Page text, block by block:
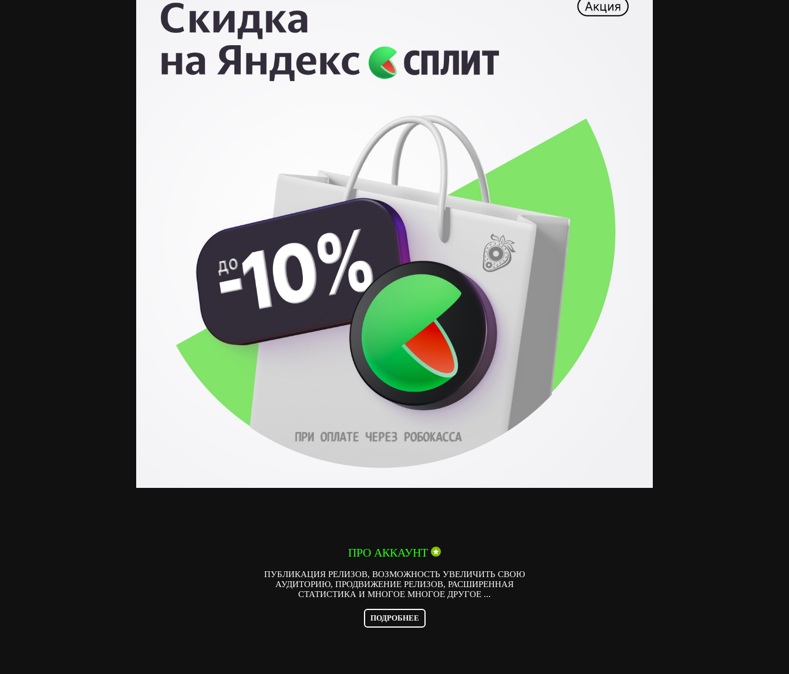
ПРО АККАУНТ
ПУБЛИКАЦИЯ РЕЛИЗОВ, ВОЗМОЖНОСТЬ УВЕЛИЧИТЬ СВОЮ
АУДИТОРИЮ, ПРОДВИЖЕНИЕ РЕЛИЗОВ, РАСШИРЕННАЯ
СТАТИСТИКА И МНОГОЕ МНОГОЕ ДРУГОЕ ...
ПОДРОБНЕЕ